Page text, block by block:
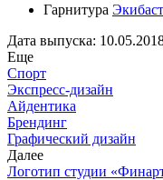
Гарнитура
Дата выпуска:
Еще
Спорт
Экспресс-дизайн
Айдентика
Брендинг
Графический дизайн
Далее
Логотип студии